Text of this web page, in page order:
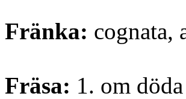
Fränka: cognata,
Fräsa: 1. om